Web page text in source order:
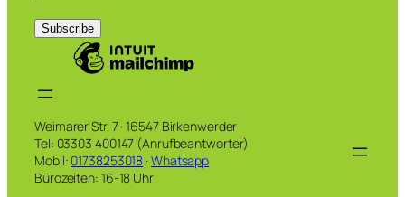
Weimarer Str. 7 · 16547 Birkenwerder
Tel: 03303 400147 (Anrufbeantworter)
Mobil: 01738253018 · Whatsapp
Bürozeiten: 16-18 Uhr